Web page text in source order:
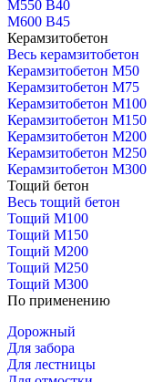
М550 В40
М600 В45
Керамзитобетон
Весь керамзитобетон
Керамзитобетон М50
Керамзитобетон М75
Керамзитобетон М100
Керамзитобетон М150
Керамзитобетон М200
Керамзитобетон М250
Керамзитобетон М300
Тощий бетон
Весь тощий бетон
Тощий М100
Тощий М150
Тощий М200
Тощий М250
Тощий М300
По применению
Дорожный
Для забора
Для лестницы